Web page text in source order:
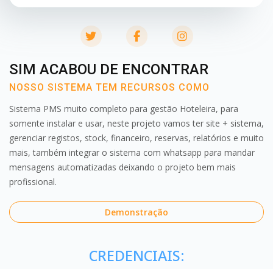
twitter facebookinstagram
SIM ACABOU DE ENCONTRAR
NOSSO SISTEMA TEM RECURSOS COMO
Sistema PMS muito completo para gestão Hoteleira, para
somente instalar e usar, neste projeto vamos ter site + sistema,
gerenciar registos, stock, financeiro, reservas, relatórios e muito
mais, também integrar o sistema com whatsapp para mandar
mensagens automatizadas deixando o projeto bem mais
profissional.
Demonstração
CREDENCIAIS: